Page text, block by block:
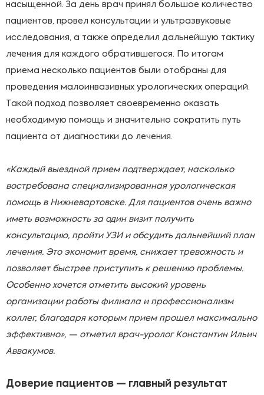
насыщенной. За день врач принял большое количество
пациентов, провел консультации и ультразвуковые
исследования, а также определил дальнейшую тактику
лечения для каждого обратившегося. По итогам
приема несколько пациентов были отобраны для
проведения малоинвазивных урологических операций.
Такой подход позволяет своевременно оказать
необходимую помощь и значительно сократить путь
пациента от диагностики до лечения.
«Каждый выездной прием подтверждает, насколько
востребована специализированная урологическая
помощь в Нижневартовске. Для пациентов очень важно
иметь возможность за один визит получить
консультацию, пройти УЗИ и обсудить дальнейший план
лечения. Это экономит время, снижает тревожность и
позволяет быстрее приступить к решению проблемы.
Особенно хочется отметить высокий уровень
организации работы филиала и профессионализм
коллег, благодаря которым прием прошел максимально
эффективно», — отметил врач-уролог Константин Ильич
Аввакумов.
Доверие пациентов — главный результат